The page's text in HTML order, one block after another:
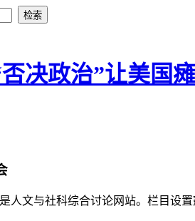
决政治”让美国
是人文与社科综合讨论网站。栏目设